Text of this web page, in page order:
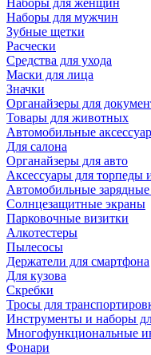
Наборы для женщин
Наборы для мужчин
Зубные щетки
Расчески
Средства для ухода
Маски для лица
Значки
Органайзеры для
Товары для животных
Автомобильные
Для салона
Органайзеры для авто
Аксессуары для торпеды
Автомобильные зарядные
Солнцезащитные экраны
Парковочные визитки
Алкотестеры
Пылесосы
Держатели для смартфона
Для кузова
Скребки
Тросы для
Инструменты и наборы
Многофункциональные
Фонари